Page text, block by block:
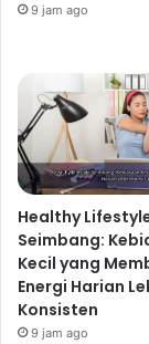
9 jam ago
Healthy
Seimbang:
Kecil yang
Energi Harian
Konsisten
9 jam ago